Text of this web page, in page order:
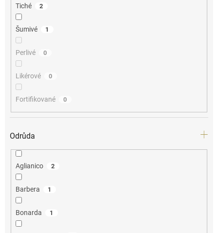
Tiché 2
Šumivé 1
Perlivé 0
Likérové 0
Fortifikované 0
Odrůda
Aglianico 2
Barbera 1
Bonarda 1